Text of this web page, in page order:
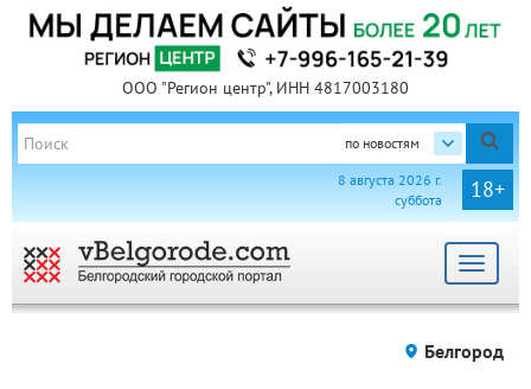
ООО "Регион центр", ИНН 4817003180
по новостям
18+
8 августа 2026 г.
суббота
Toggle
Белгород